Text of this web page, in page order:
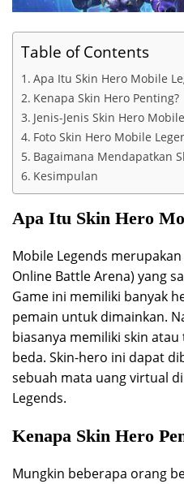
Table of Contents
Apa Itu Skin Hero Mobile
Kenapa Skin Hero Penting?
Jenis-Jenis Skin Hero
Foto Skin Hero Mobile
Bagaimana Mendapatkan
Kesimpulan
Apa Itu Skin Hero
Mobile Legends
Online Battle Arena) yang
Game ini memiliki banyak
pemain untuk dimainkan.
biasanya memiliki skin
beda. Skin-hero ini dapat
sebuah mata uang virtual
Legends.
Kenapa Skin Hero
Mungkin beberapa orang